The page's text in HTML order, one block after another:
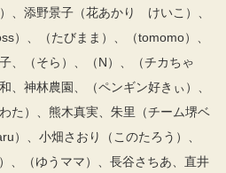
、添野景子（花あかり けいこ）、
）、（たびまま）、（tomomo）、
、（そら）、（N）、（チカちゃ
、神林農園、（ペンギン好きぃ）、
た）、熊木真実、朱里（チーム堺ベ
）、小畑さおり（このたろう）、
、（ゆうママ）、長谷さちあ、直井